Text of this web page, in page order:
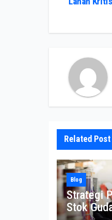
Related Post
Blog
Strategi
Stok